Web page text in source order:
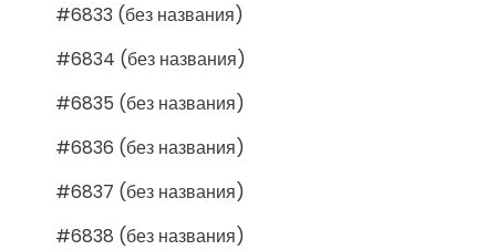
#6833 (без названия)
#6834 (без названия)
#6835 (без названия)
#6836 (без названия)
#6837 (без названия)
#6838 (без названия)